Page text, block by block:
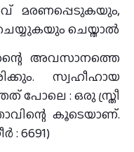
മരണപ്പെടുകയും,
ചെയ്താൽ
അവസാനത്തെ
സ്വഹീഹായ
പോലെ : ഒരു സ്ത്രീ
കൂടെയാണ്.
6691)